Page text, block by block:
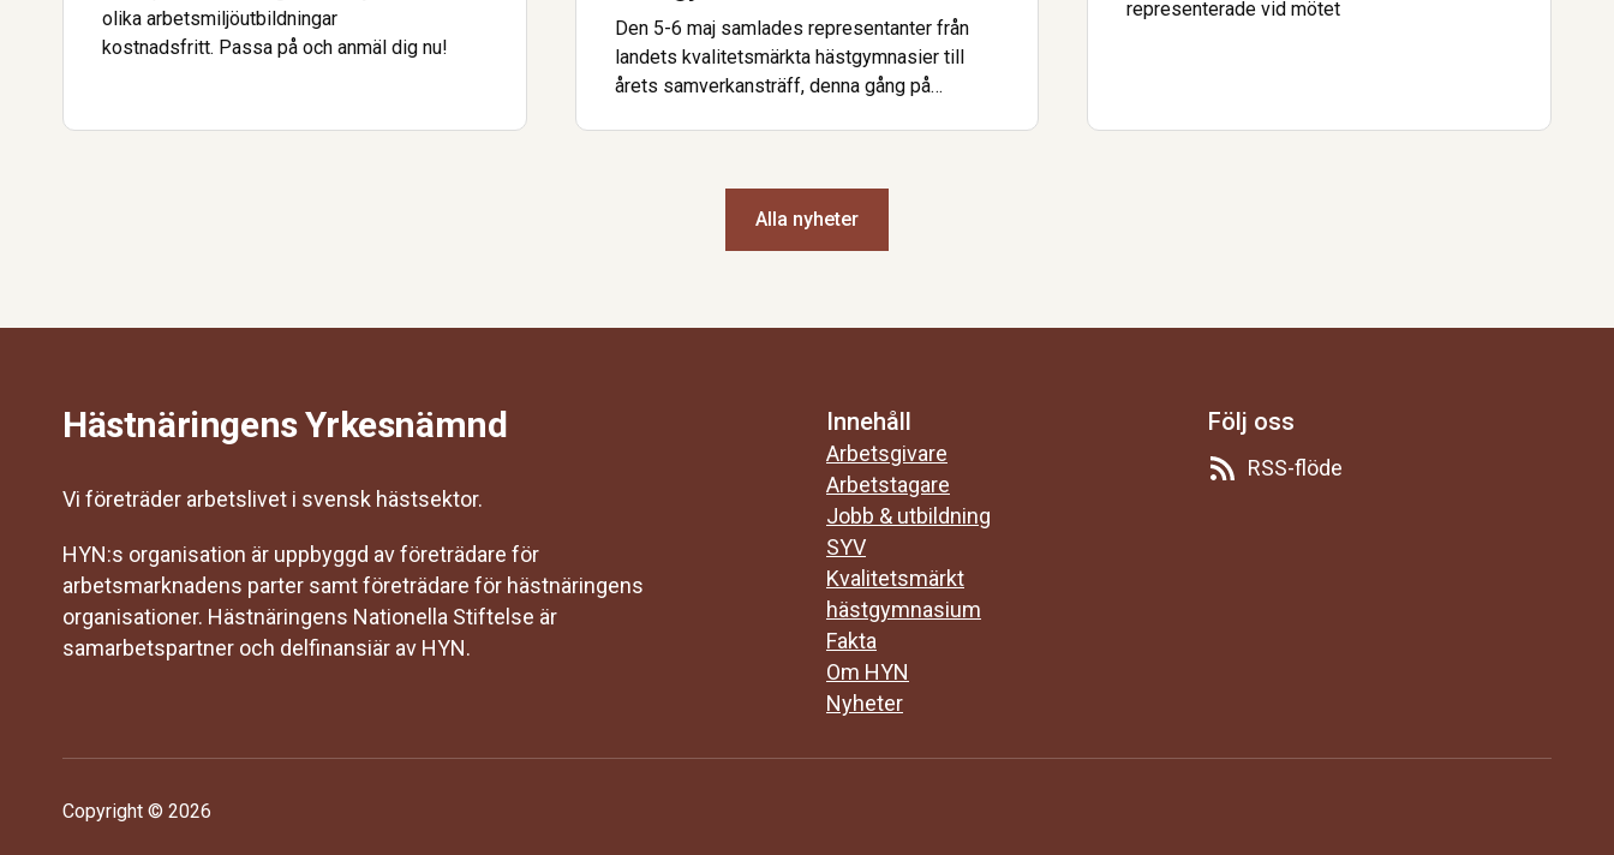
olika arbetsmiljöutbildningar
kostnadsfritt. Passa på och anmäl dig nu!
Den 5-6 maj samlades representanter från
landets kvalitetsmärkta hästgymnasier till
årets samverkansträff, denna gång på
representerade vid mötet
Alla nyheter
Hästnäringens Yrkesnämnd
Vi företräder arbetslivet i svensk hästsektor.
HYN:s organisation är uppbyggd av företrädare för
arbetsmarknadens parter samt företrädare för hästnäringens
organisationer. Hästnäringens Nationella Stiftelse är
samarbetspartner och delfinansiär av HYN.
Innehåll
Arbetsgivare
Arbetstagare
Jobb & utbildning
SYV
Kvalitetsmärkt
hästgymnasium
Fakta
Om HYN
Nyheter
Följ oss
RSS-flöde
Copyright © 2026